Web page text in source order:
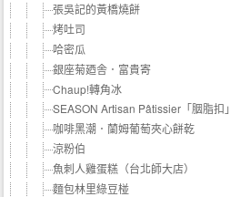
張吳記的黃橋燒餅
烤吐司
哈密瓜
銀座菊廼舎．富貴寄
Chaup!轉角冰
SEASON Artisan Pâtissier「胭脂扣」
咖啡黑潮．蘭姆葡萄夾心餅乾
涼粉伯
魚刺人雞蛋糕（台北師大店）
麵包林里綠豆椪